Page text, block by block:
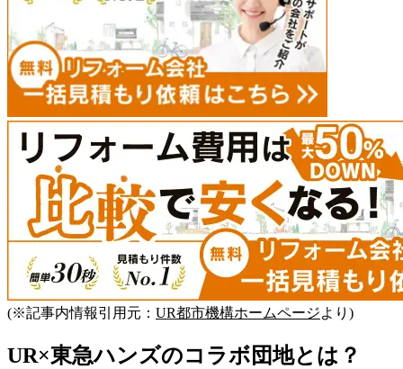
(※記事内情報引用元： UR都市機構ホームページより)
UR×東急ハンズのコラボ団地とは？